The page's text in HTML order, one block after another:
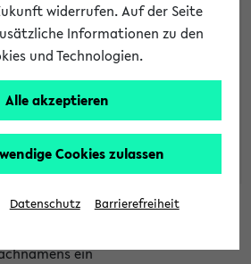
aus und/oder geben Sie einen
ein
widerrufen. Auf der Seite
Informationen zu den
und Technologien.
Alle akzeptieren
Cookies zulassen
Datenschutz Barrierefreiheit